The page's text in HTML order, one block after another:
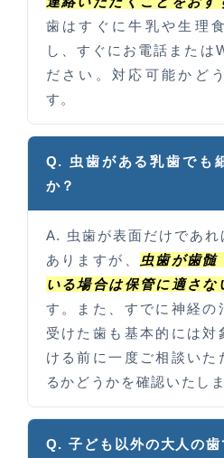
歯はすぐに牛乳や生理
し、すぐにお電話または
ださい。対応可能かど
す。
Q. 虫歯がある乳歯でも
か？
A. 虫歯が表面だけであれ
ありますが、
虫歯が歯髄
いる場合は保管に適さな
す。また、すでに神経の
受けた歯も基本的には対
ける前に一度ご相談いた
るかどうかを確認いたしま
Q. 子ども以外の大人の